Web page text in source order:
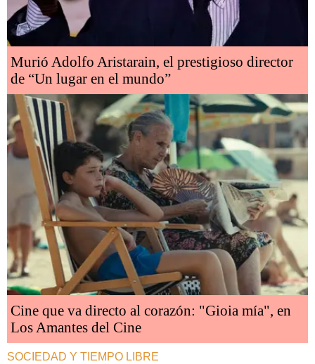
Murió Adolfo Aristarain, el prestigioso director
de “Un lugar en el mundo”
Cine que va directo al corazón: "Gioia mía", en
Los Amantes del Cine
SOCIEDAD Y TIEMPO LIBRE